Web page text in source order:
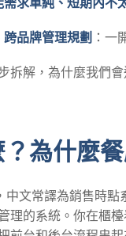
品牌管理規劃 ：一
拆解，為什麼我們會
？為什麼
中文常譯為銷售時
理的系統。你在櫃